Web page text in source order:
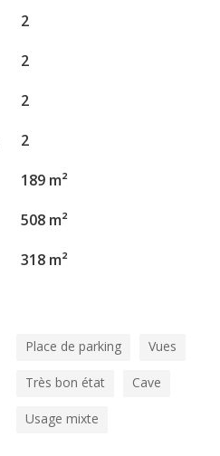
2
2
2
2
189 m²
508 m²
318 m²
Place de parking Vues
Très bon état Cave
Usage mixte